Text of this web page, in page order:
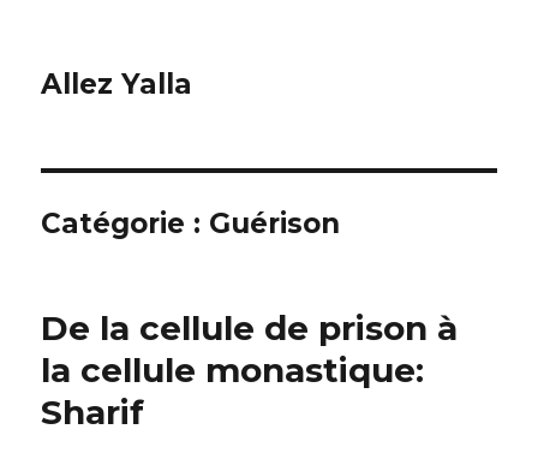
Allez Yalla
Catégorie : Guérison
De la cellule de prison à
la cellule monastique:
Sharif